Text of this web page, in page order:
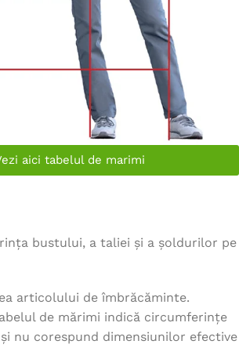
aici tabelul de marimi
bustului, a taliei și a șoldurilor pe
articolului de îmbrăcăminte.
de mărimi indică circumferințe
nu corespund dimensiunilor efective